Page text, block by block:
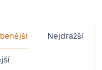
Nejdražší